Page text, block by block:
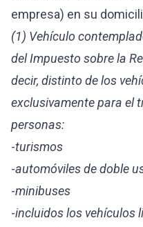
empresa) en su
(1) Vehículo
del Impuesto sobre la
decir, distinto de los
exclusivamente para el
personas:
-turismos
-automóviles de doble
-minibuses
-incluidos los vehículos